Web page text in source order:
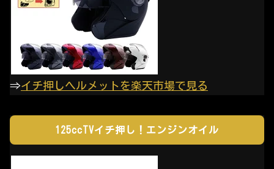
⇒イチ押しヘルメットを楽天市場で見る
125ccTVイチ押し！エンジンオイル